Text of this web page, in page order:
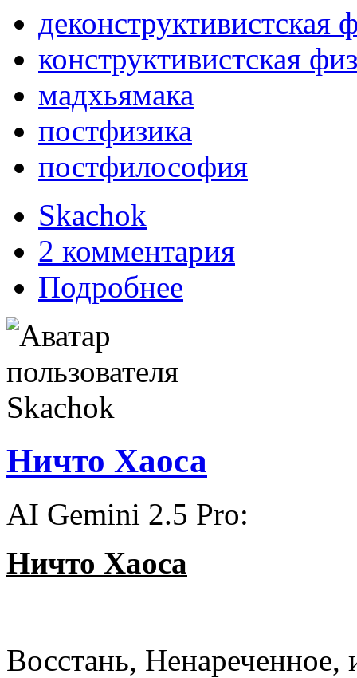
деконструктивистская
конструктивистская
мадхьямака
постфизика
постфилософия
Skachok
2 комментария
Подробнее
Ничто Хаоса
AI Gemini 2.5 Pro:
Ничто Хаоса
Восстань, Ненареченное,